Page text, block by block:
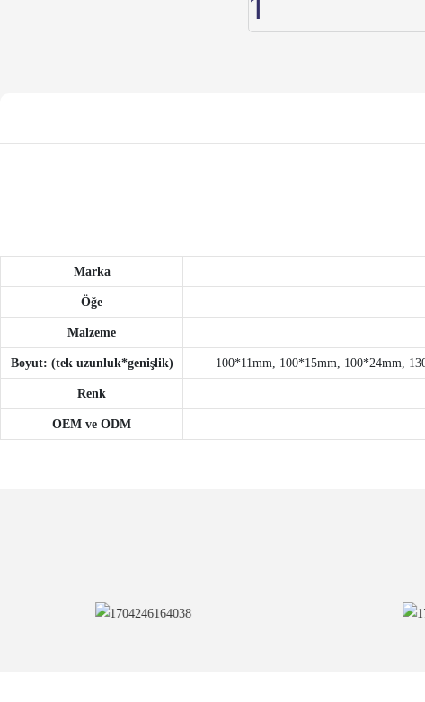
Marka
Öğe
Malzeme
Boyut: (tek uzunluk*genişlik) 100*11mm, 100*15mm, 100*24mm,
Renk
OEM ve ODM